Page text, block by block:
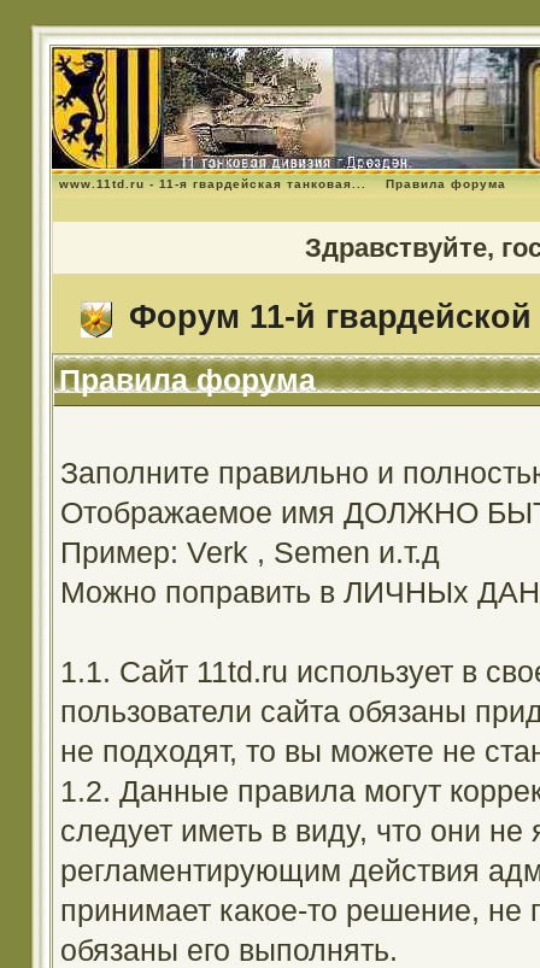
www.11td.ru - 11-я гвардейская танковая... Правила форума
Здравствуйте,
Форум 11-й гвардейской
Правила форума
Заполните правильно и
Отображаемое имя ДОЛЖНО
Пример: Verk , Semen и.т.д
Можно поправить в ЛИЧНЫх
1.1. Сайт 11td.ru использует в
пользователи сайта обязаны
не подходят, то вы можете не
1.2. Данные правила могут
следует иметь в виду, что они
регламентирующим действия
принимает какое-то решение, не
обязаны его выполнять.